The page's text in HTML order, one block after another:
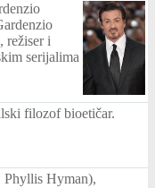
režiser i
serijalima
filozof bioetičar.
Phyllis Hyman),